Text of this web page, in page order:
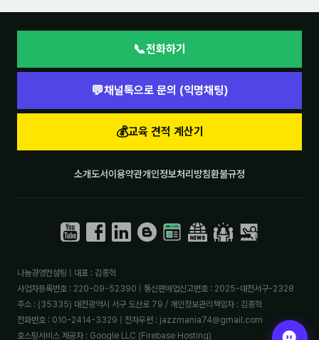
📞전화하기
💬채널톡으로 문의 (익명채팅)
💰교육 견적 계산기
소개도서이용약관개인정보처리방침환불규정
나눔경영컨설팅 | 대표 : 김종혁
사업자등록번호 : 220-09-52390 | 통신판매업신고번호 : 2025-대전서구-2328
주소 : (35335) 대전광역시 서구 도산로 79 / 개인정보관리책임자 : 김종혁
전화번호 : 010-2414-3329 | 전자우편 : jazzmania74@gmail.com
호스팅서비스 제공자 : Google LLC (Firebase Hosting)